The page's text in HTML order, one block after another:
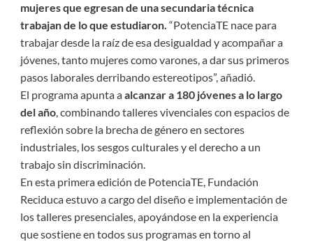
mujeres que egresan de una secundaria técnica
trabajan de lo que estudiaron. “PotenciaTE nace para
trabajar desde la raíz de esa desigualdad y acompañar a
jóvenes, tanto mujeres como varones, a dar sus primeros
pasos laborales derribando estereotipos”, añadió.
El programa apunta aalcanzar a 180 jóvenes a lo largo
del año, combinando talleres vivenciales con espacios de
reflexión sobre la brecha de género en sectores
industriales, los sesgos culturales y el derecho a un
trabajo sin discriminación.
En esta primera edición de PotenciaTE, Fundación
Reciduca estuvo a cargo del diseño e implementación de
los talleres presenciales, apoyándose en la experiencia
que sostiene en todos sus programas en torno al